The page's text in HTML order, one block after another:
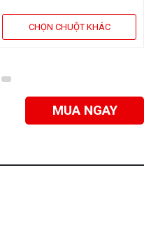
CHỌN CHUỘT KHÁC
MUA NGAY